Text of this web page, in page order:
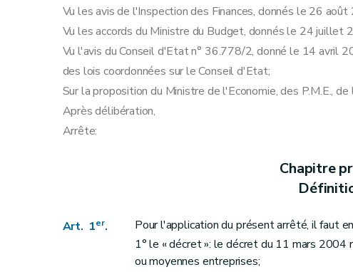
Vu les avis de l'Inspection des Finances, donnés le 26
Vu les accords du Ministre du Budget, donnés le 24
Vu l'avis du Conseil d'Etat n° 36.778/2, donné le 14 avril
des lois coordonnées sur le Conseil d'Etat;
Sur la proposition du Ministre de l'Economie, des P.M.E.,
Après délibération,
Arrête:
Chapitre
Art. 1er.
Pour l'application du présent arrêté, il faut
1° le « décret »: le décret du 11 mars
ou moyennes entreprises;